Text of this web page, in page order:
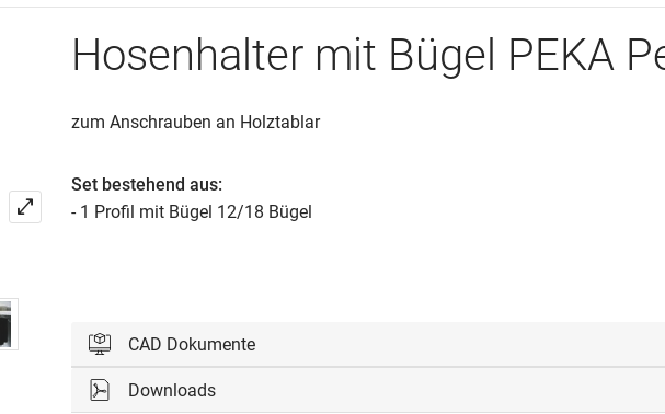
Hosenhalter mit Bügel PEKA
zum Anschrauben an Holztablar
Set bestehend aus:
- 1 Profil mit Bügel 12/18 Bügel
CAD Dokumente
Bitte einloggen, um die CAD‑Dateien anzeigen und herunterladen zu
Downloads